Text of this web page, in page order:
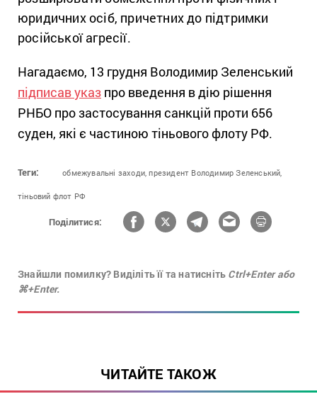
юридичних осіб, причетних до підтримки
російської агресії.
Нагадаємо, 13 грудня Володимир Зеленський
підписавуказ про введення в дію рішення
РНБО про застосування санкцій проти 656
суден, які є частиною тіньового флоту РФ.
Теги: обмежувальні заходи, президент Володимир Зеленський,
тіньовий флот РФ
Поділитися:
Знайшли помилку? Виділіть її та натисніть Ctrl+Enter або
⌘+Enter.
ЧИТАЙТЕ ТАКОЖ